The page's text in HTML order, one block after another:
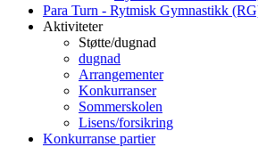
Para Turn - Rytmisk Gymnastikk
Aktiviteter
Støtte/dugnad
dugnad
Arrangementer
Konkurranser
Sommerskolen
Lisens/forsikring
Konkurranse partier